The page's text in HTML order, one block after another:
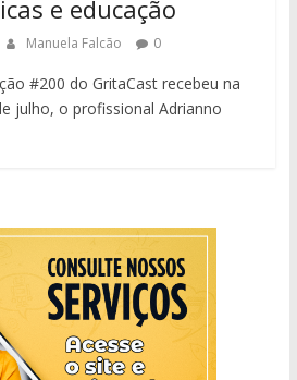
e educação
Manuela Falcão 0
#200 do GritaCast recebeu na
julho, o profissional Adrianno